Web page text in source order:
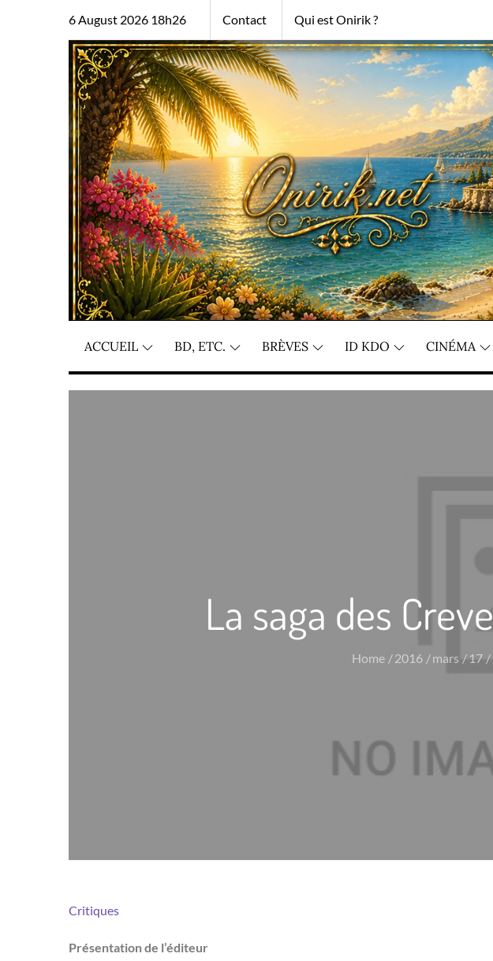
6 August 2026 18h26 Contact Qui est Onirik ?
ACCUEIL BD, ETC. BRÈVES ID KDO CINÉMA
La saga des
Home 2016 mars 17
Critiques
Présentation de l’éditeur